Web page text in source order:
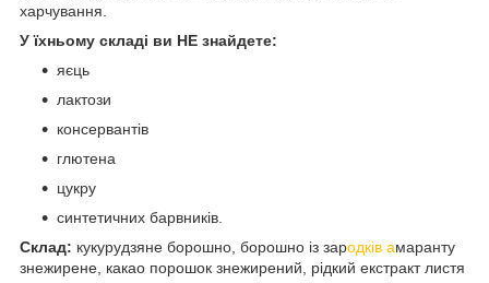
харчування.
У їхньому складі ви НЕ знайдете:
яєць
лактози
консервантів
глютена
цукру
синтетичних барвників.
Склад: кукурудзяне борошно, борошно із зародків амаранту
знежирене, какао порошок знежирений, рідкий екстракт листя